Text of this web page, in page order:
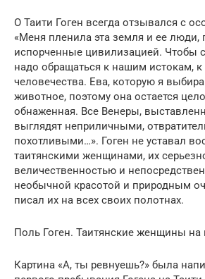
О Таити Гоген всегда отзывался с
«Меня пленила эта земля и ее люди,
испорченные цивилизацией. Чтобы
надо обращаться к нашим истокам, к
человечества. Ева, которую я
животное, поэтому она остается
обнаженная. Все Венеры,
выглядят неприличными,
похотливыми…». Гоген не уставал
таитянскими женщинами, их
величественностью и
необычной красотой и природным
писал их на всех своих полотнах.
Поль Гоген. Таитянские женщины на
Картина «А, ты ревнуешь?» была